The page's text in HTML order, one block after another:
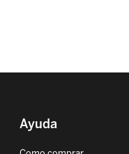
Ayuda